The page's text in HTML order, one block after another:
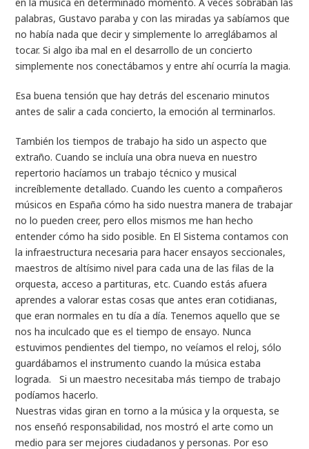
palabras, Gustavo paraba y con las miradas ya sabíamos que
no había nada que decir y simplemente lo arreglábamos al
tocar. Si algo iba mal en el desarrollo de un concierto
simplemente nos conectábamos y entre ahí ocurría la magia.
Esa buena tensión que hay detrás del escenario minutos
antes de salir a cada concierto, la emoción al terminarlos.
También los tiempos de trabajo ha sido un aspecto que
extraño. Cuando se incluía una obra nueva en nuestro
repertorio hacíamos un trabajo técnico y musical
increíblemente detallado. Cuando les cuento a compañeros
músicos en España cómo ha sido nuestra manera de trabajar
no lo pueden creer, pero ellos mismos me han hecho
entender cómo ha sido posible. En El Sistema contamos con
la infraestructura necesaria para hacer ensayos seccionales,
maestros de altísimo nivel para cada una de las filas de la
orquesta, acceso a partituras, etc. Cuando estás afuera
aprendes a valorar estas cosas que antes eran cotidianas,
que eran normales en tu día a día. Tenemos aquello que se
nos ha inculcado que es el tiempo de ensayo. Nunca
estuvimos pendientes del tiempo, no veíamos el reloj, sólo
guardábamos el instrumento cuando la música estaba
lograda. Si un maestro necesitaba más tiempo de trabajo
podíamos hacerlo.
Nuestras vidas giran en torno a la música y la orquesta, se
nos enseñó responsabilidad, nos mostró el arte como un
medio para ser mejores ciudadanos y personas. Por eso